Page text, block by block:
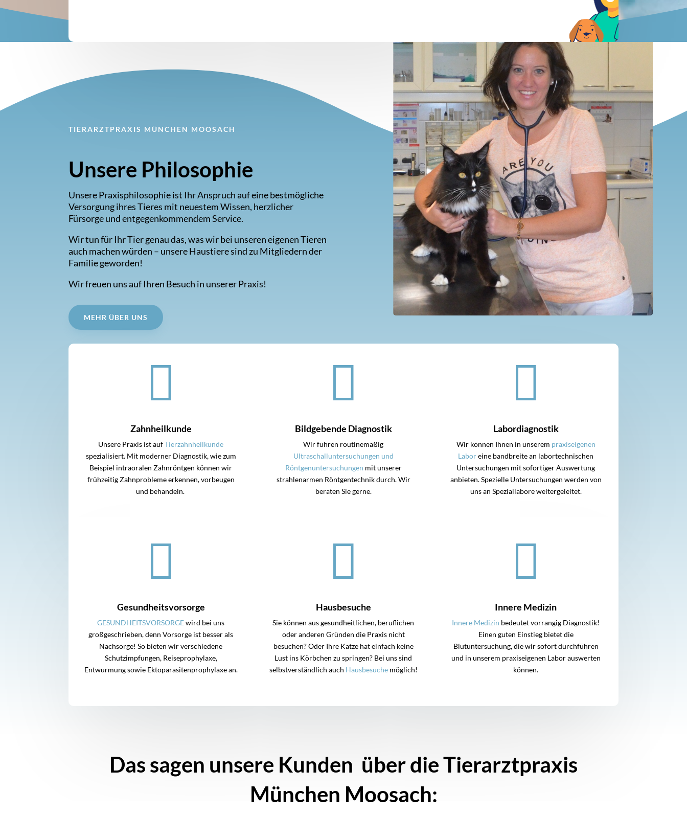
TIERARZTPRAXIS MÜNCHEN MOOSACH
Unsere Philosophie
Unsere Praxisphilosophie ist Ihr Anspruch auf eine bestmögliche
Versorgung ihres Tieres mit neuestem Wissen, herzlicher
Fürsorge und entgegenkommendem Service.
Wir tun für Ihr Tier genau das, was wir bei unseren eigenen Tieren
auch machen würden – unsere Haustiere sind zu Mitgliedern der
Familie geworden!
Wir freuen uns auf Ihren Besuch in unserer Praxis!
MEHR ÜBER UNS

Zahnheilkunde
Unsere Praxis ist aufTierzahnheilkunde
spezialisiert. Mit moderner Diagnostik, wie zum
Beispiel intraoralen Zahnröntgen können wir
frühzeitig Zahnprobleme erkennen, vorbeugen
und behandeln.

Bildgebende Diagnostik
Wir führen routinemäßig
Ultraschalluntersuchungen und
Röntgenuntersuchungen mit unserer
strahlenarmen Röntgentechnik durch. Wir
beraten Sie gerne.

Labordiagnostik
Wir können Ihnen in unserem praxiseigenen
Laboreine bandbreite an labortechnischen
Untersuchungen mit sofortiger Auswertung
anbieten. Spezielle Untersuchungen werden von
uns an Speziallabore weitergeleitet.

Gesundheitsvorsorge
GESUNDHEITSVORSORGEwird bei uns
großgeschrieben, denn Vorsorge ist besser als
Nachsorge! So bieten wir verschiedene
Schutzimpfungen, Reiseprophylaxe,
Entwurmung sowie Ektoparasitenprophylaxe an.

Hausbesuche
Sie können aus gesundheitlichen, beruflichen
oder anderen Gründen die Praxis nicht
besuchen? Oder Ihre Katze hat einfach keine
Lust ins Körbchen zu springen? Bei uns sind
selbstverständlich auch Hausbesuchemöglich!

Innere Medizin
Innere Medizin bedeutet vorrangig Diagnostik!
Einen guten Einstieg bietet die
Blutuntersuchung, die wir sofort durchführen
und in unserem praxiseigenen Labor auswerten
können.
Das sagen unsere Kunden über die Tierarztpraxis
München Moosach: